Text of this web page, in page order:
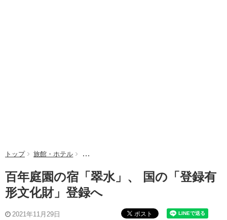
トップ 旅館・ホテル 百年庭園の宿「翠水」、 国の「登録有形文化財
百年庭園の宿「翠水」、 国の「登録有
形文化財」登録へ
2021年11月29日 ポスト